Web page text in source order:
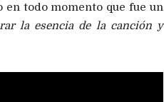
en todo momento que fue un
la esencia de la canción y